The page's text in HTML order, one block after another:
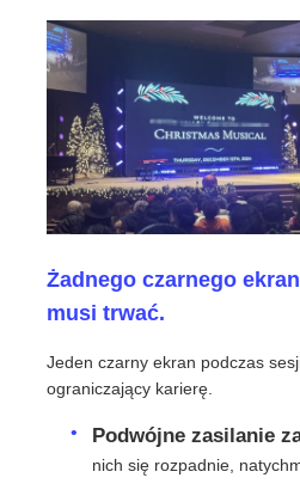
Poproś o wycenę
Wyświetlacz LED do ściany
Ekran wyświetlacza LED
ekran LED na koncerty
Wynajem ekranów LED
Ściana wideo LED Cob
Żadnego czarnego
musi trwać.
Jeden czarny ekran podczas
ograniczający karierę.
Podwójne zasilanie
nich się rozpadnie,